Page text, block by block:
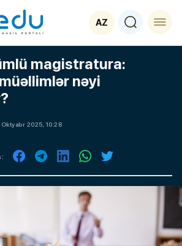
AZ
magistratura:
nəyi
Oktyabr 2025, 10:28